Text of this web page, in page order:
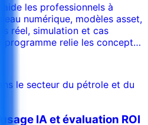
les professionnels à
numérique, modèles asset,
réel, simulation et cas
programme relie les concepts
que les participants
dans leur environnement
être adaptée au secteur,
niveau des participants et aux
l’organisation.
le secteur du pétrole et du
IA et évaluation ROI